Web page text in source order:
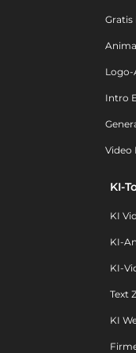
Gratis
Intro
Video
KI-
KI
KI-
KI-
Text
KI